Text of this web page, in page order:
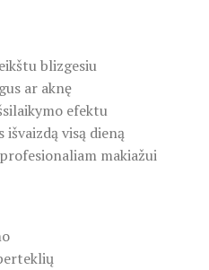
blizgesiu
ar aknę
efektu
visą dieną
makiažui